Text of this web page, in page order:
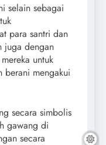
selain sebagai
para santri dan
juga dengan
untuk
berani mengakui
secara simbolis
gawang di
secara